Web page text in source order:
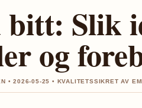
bitt: Slik
og
• 2026-05-25 • KVALITETSSIKRET AV